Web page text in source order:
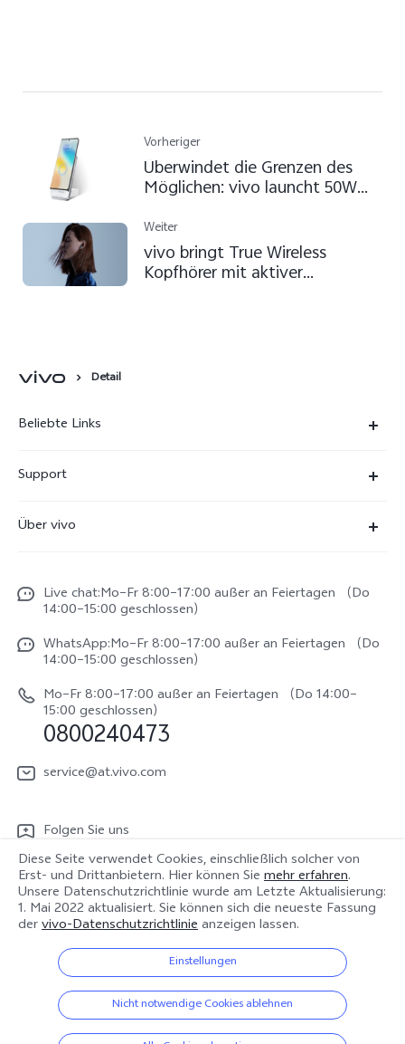
Vorheriger
Überwindet die Grenzen des
Möglichen: vivo launcht 50W
Weiter
vivo bringt True Wireless
Kopfhörer mit aktiver
Detail
Beliebte Links
X300
V70
V70 FE
Y31e 5G
vivo Buds Air3
Support
Funtouch OS
IMEI-Authentifizierung
System Verbesserung
Reparaturerfassung
Benutzerhandbuch
Log aktualisieren
LUTs für Log-Wiederherstellung
Über vivo
Impressum
Rechtliche Hinweise
vivo Datenschutzcenter
Live chat:Mo–Fr 8:00–17:00 außer an Feiertagen （Do
14:00–15:00 geschlossen）
WhatsApp:Mo–Fr 8:00–17:00 außer an Feiertagen （Do
14:00–15:00 geschlossen）
Mo–Fr 8:00–17:00 außer an Feiertagen （Do 14:00–
15:00 geschlossen）
0800240473
service@at.vivo.com
Folgen Sie uns
Österreich | Land/Region auswählen
© 2026 vivo Mobile Communication Co., Ltd. Alle Rechte vorbehalten.
Datenschutz-Bestimmungen | Cookie-Richtlinie |
Diese Seite verwendet Cookies, einschließlich solcher von
Erst- und Drittanbietern. Hier können Sie mehr erfahren.
Unsere Datenschutzrichtlinie wurde am Letzte Aktualisierung:
1. Mai 2022 aktualisiert. Sie können sich die neueste Fassung
dervivo-Datenschutzrichtlinieanzeigen lassen.
Einstellungen
Nicht notwendige Cookies ablehnen